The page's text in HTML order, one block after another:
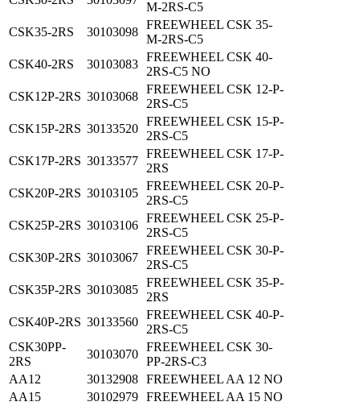
M-2RS-C5
CSK35-2RS
30103098
FREEWHEEL CSK 35-
M-2RS-C5
CSK40-2RS
30103083
FREEWHEEL CSK 40-
2RS-C5 NO
CSK12P-2RS 30103068
FREEWHEEL CSK 12-P-
2RS-C5
CSK15P-2RS 30133520
FREEWHEEL CSK 15-P-
2RS-C5
CSK17P-2RS 30133577
FREEWHEEL CSK 17-P-
2RS
CSK20P-2RS 30103105
FREEWHEEL CSK 20-P-
2RS-C5
CSK25P-2RS 30103106
FREEWHEEL CSK 25-P-
2RS-C5
CSK30P-2RS 30103067
FREEWHEEL CSK 30-P-
2RS-C5
CSK35P-2RS 30103085
FREEWHEEL CSK 35-P-
2RS
CSK40P-2RS 30133560
FREEWHEEL CSK 40-P-
2RS-C5
CSK30PP-
2RS
30103070
FREEWHEEL CSK 30-
PP-2RS-C3
AA12
30132908 FREEWHEEL AA 12 NO
AA15
30102979 FREEWHEEL AA 15 NO